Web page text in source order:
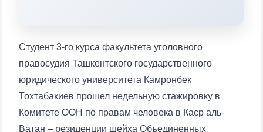
Студент 3-го курса факультета уголовного
правосудия Ташкентского государственного
юридического университета Камронбек
Тохтабакиев прошел недельную стажировку в
Комитете ООН по правам человека в Каср аль-
Ватан – резиденции шейха Объединенных